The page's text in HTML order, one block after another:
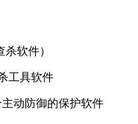
软件）
工具软件
主动防御的保护软件